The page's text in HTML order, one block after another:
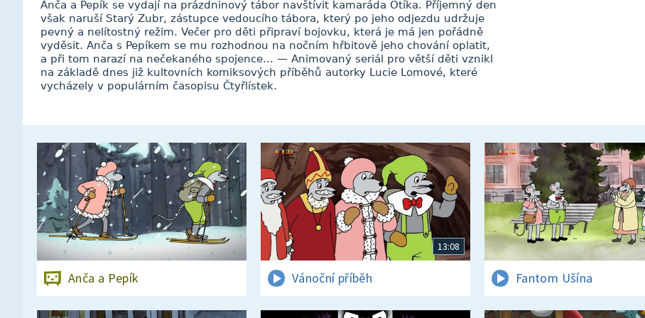
Anča a Pepík se vydají na prázdninový tábor navštívit kamaráda Otíka. Příjemný den
však naruší Starý Zubr, zástupce vedoucího tábora, který po jeho odjezdu udržuje
pevný a nelítostný režim. Večer pro děti připraví bojovku, která je má jen pořádně
vyděsit. Anča s Pepíkem se mu rozhodnou na nočním hřbitově jeho chování oplatit,
a při tom narazí na nečekaného spojence... — Animovaný seriál pro větší děti vznikl
na základě dnes již kultovních komiksových příběhů autorky Lucie Lomové, které
vycházely v populárním časopisu Čtyřlístek.
Anča a Pepík
13:08
Vánoční příběh Fantom Ušína